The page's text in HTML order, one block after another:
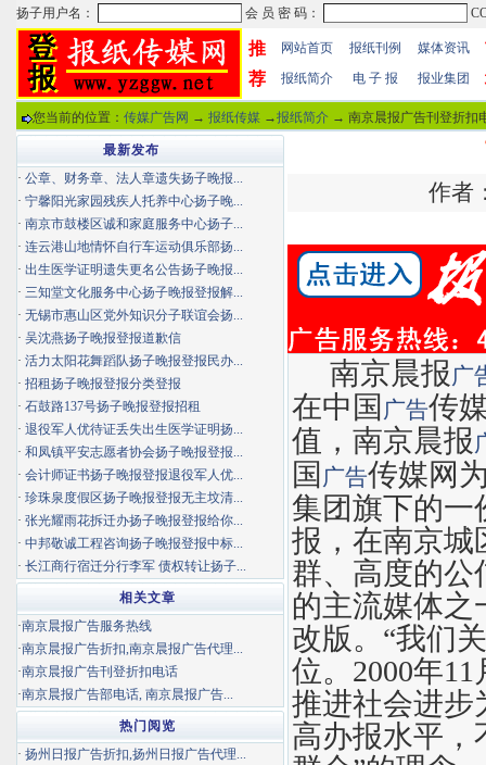
推
荐
网站首页 报纸刊例 媒体资讯
报纸简介 电 子 报 报业集团
您当前的位置： 传媒广告网 → 报纸传媒 →报纸简介 → 南京晨报广告刊登折扣
作者
南京晨报广
在中国 广告传
值，南京晨报
国 广告传媒网
集团旗下的一
报，在南京城
群、高度的公
的主流媒体之
改版。“我们
位。2000年
推进社会进步
高办报水平，
最新发布
· 公章、财务章、法人章遗失扬子晚报...
· 宁馨阳光家园残疾人托养中心扬子晚...
· 南京市鼓楼区诚和家庭服务中心扬子...
· 连云港山地情怀自行车运动俱乐部扬...
· 出生医学证明遗失更名公告扬子晚报...
· 三知堂文化服务中心扬子晚报登报解...
· 无锡市惠山区党外知识分子联谊会扬...
· 吴沈燕扬子晚报登报道歉信
· 活力太阳花舞蹈队扬子晚报登报民办...
· 招租扬子晚报登报分类登报
· 石鼓路137号扬子晚报登报招租
· 退役军人优待证丢失出生医学证明扬...
· 和凤镇平安志愿者协会扬子晚报登报...
· 会计师证书扬子晚报登报退役军人优...
· 珍珠泉度假区扬子晚报登报无主坟清...
· 张光耀雨花拆迁办扬子晚报登报给你...
· 中邦敬诚工程咨询扬子晚报登报中标...
· 长江商行宿迁分行李军 债权转让扬子...
相关文章
·南京晨报广告服务热线
·南京晨报广告折扣,南京晨报广告代理...
·南京晨报广告刊登折扣电话
·南京晨报广告部电话, 南京晨报广告...
热门阅览
· 扬州日报广告折扣,扬州日报广告代理...